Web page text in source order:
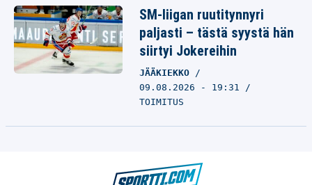
SM-liigan ruutitynnyri
paljasti – tästä syystä hän
siirtyi Jokereihin
JÄÄKIEKKO
09.08.2026 - 19:31
TOIMITUS